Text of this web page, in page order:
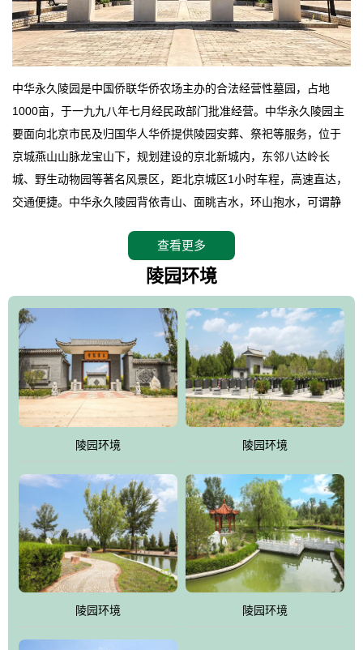
中华永久陵园是中国侨联华侨农场主办的合法经营性墓园，占地
1000亩，于一九九八年七月经民政部门批准经营。中华永久陵园主
要面向北京市民及归国华人华侨提供陵园安葬、祭祀等服务，位于
京城燕山山脉龙宝山下，规划建设的京北新城内，东邻八达岭长
城、野生动物园等著名风景区，距北京城区1小时车程，高速直达，
交通便捷。中华永久陵园背依青山、面眺吉水，环山抱水，可谓静
地。在总体设计上完全以中国传统文化作为前渠，由三条山脊环绕
而成，宛如一把太师椅，呈坐南朝北向，左青龙，右白虎，前朱
环绕挡住了外界的风吹，流动的生气遇到官厅的水又止住了，正好
符合山环水抱，藏风纳气的要求。中华永久陵园风景庄重典雅、气
势如宏，是华北地区最大的平川式墓园，陵园以皇家建筑风格为载
体吸取现代园林艺术之精华
查看更多
陵园环境
陵园环境 陵园环境
陵园环境 陵园环境